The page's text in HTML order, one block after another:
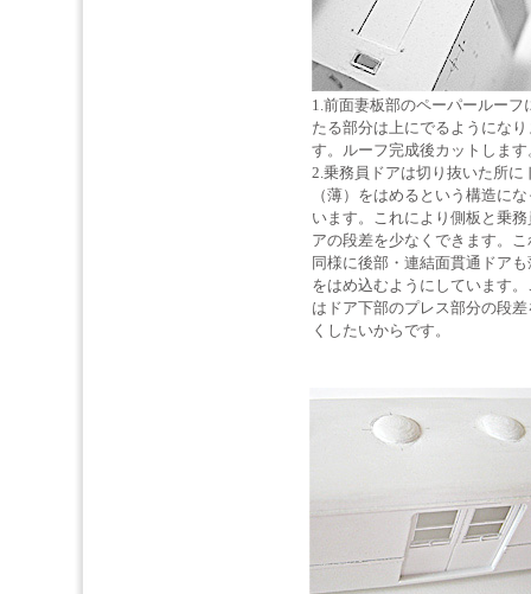
1.前面妻板部のペーパールーフ
たる部分は上にでるようになり
す。ルーフ完成後カットします
2.乗務員ドアは切り抜いた所に
（薄）をはめるという構造に
います。これにより側板と乗務
アの段差を少なくできます。こ
同様に後部・連結面貫通ドアも
をはめ込むようにしています。
はドア下部のプレス部分の段差
くしたいからです。